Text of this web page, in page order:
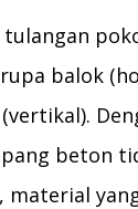
tulangan
balok
beton
material